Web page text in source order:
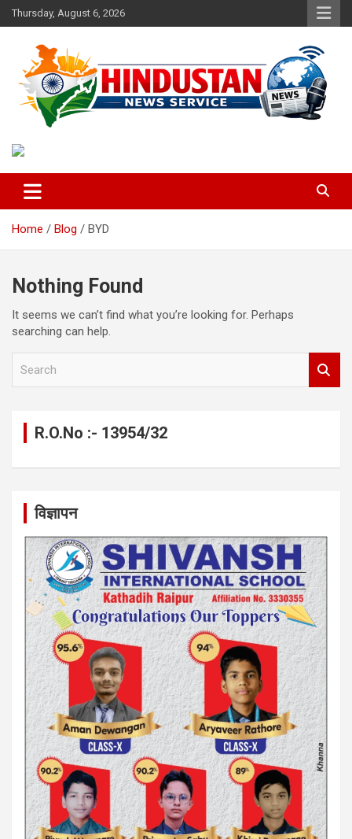
Skip
to
Thursday, August 6, 2026
Hindustan News Service
Home Blog BYD
Nothing Found
It seems we can’t find what you’re looking for. Perhaps
searching can help.
R.O.No :- 13954/32
विज्ञापन